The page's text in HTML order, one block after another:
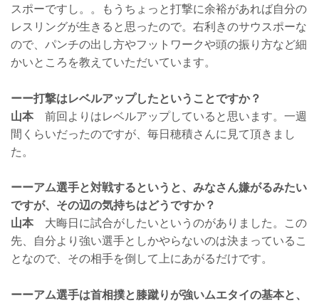
スポーですし。。もうちょっと打撃に余裕があれば自分の
レスリングが生きると思ったので。右利きのサウスポーな
ので、パンチの出し方やフットワークや頭の振り方など細
かいところを教えていただいています。
ーー打撃はレベルアップしたということですか？
山本前回よりはレベルアップしていると思います。一週
間くらいだったのですが、毎日穂積さんに見て頂きまし
た。
ーーアム選手と対戦するというと、みなさん嫌がるみたい
ですが、その辺の気持ちはどうですか？
山本大晦日に試合がしたいというのがありました。この
先、自分より強い選手としかやらないのは決まっているこ
となので、その相手を倒して上にあがるだけです。
ーーアム選手は首相撲と膝蹴りが強いムエタイの基本と、